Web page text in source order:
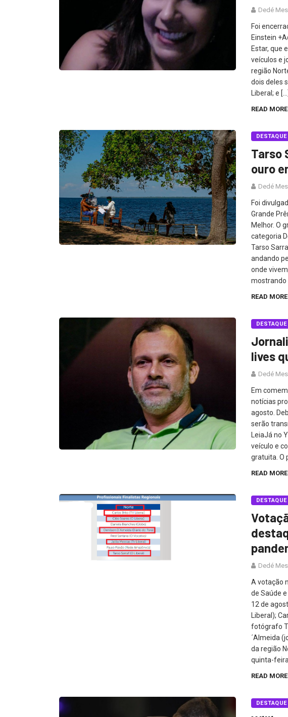
Dedé
Foi
Einstein
Estar, que
veículos e
região
dois deles
Liberal; e […]
READ MORE
DESTAQUE
Tarso
ouro
Dedé
Foi
Grande
Melhor. O
categoria
Tarso
andando
onde
mostrando
READ MORE
DESTAQUE
lives
Dedé
Em
notícias
agosto.
serão
LeiaJá no
veículo e
gratuita. O
READ MORE
DESTAQUE
Dedé
A votação
de Saúde
12 de
Liberal);
fotógrafo
´Almeida
da região
quinta-
READ MORE
DESTAQUE